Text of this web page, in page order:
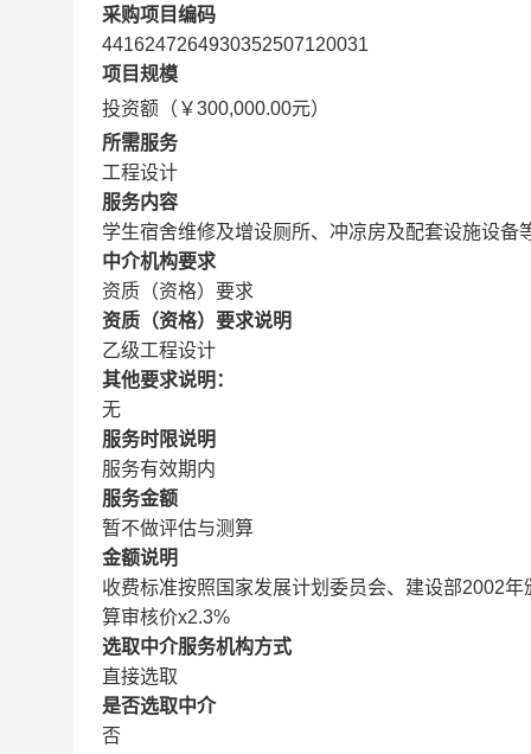
采购项目编码
4416247264930352507120031
项目规模
投资额（￥300,000.00元）
所需服务
工程设计
服务内容
学生宿舍维修及增设厕所、冲凉房及配套设施设备
中介机构要求
资质（资格）要求
资质（资格）要求说明
乙级工程设计
其他要求说明：
无
服务时限说明
服务有效期内
服务金额
暂不做评估与测算
金额说明
收费标准按照国家发展计划委员会、建设部2002
算审核价x2.3%
选取中介服务机构方式
直接选取
是否选取中介
否